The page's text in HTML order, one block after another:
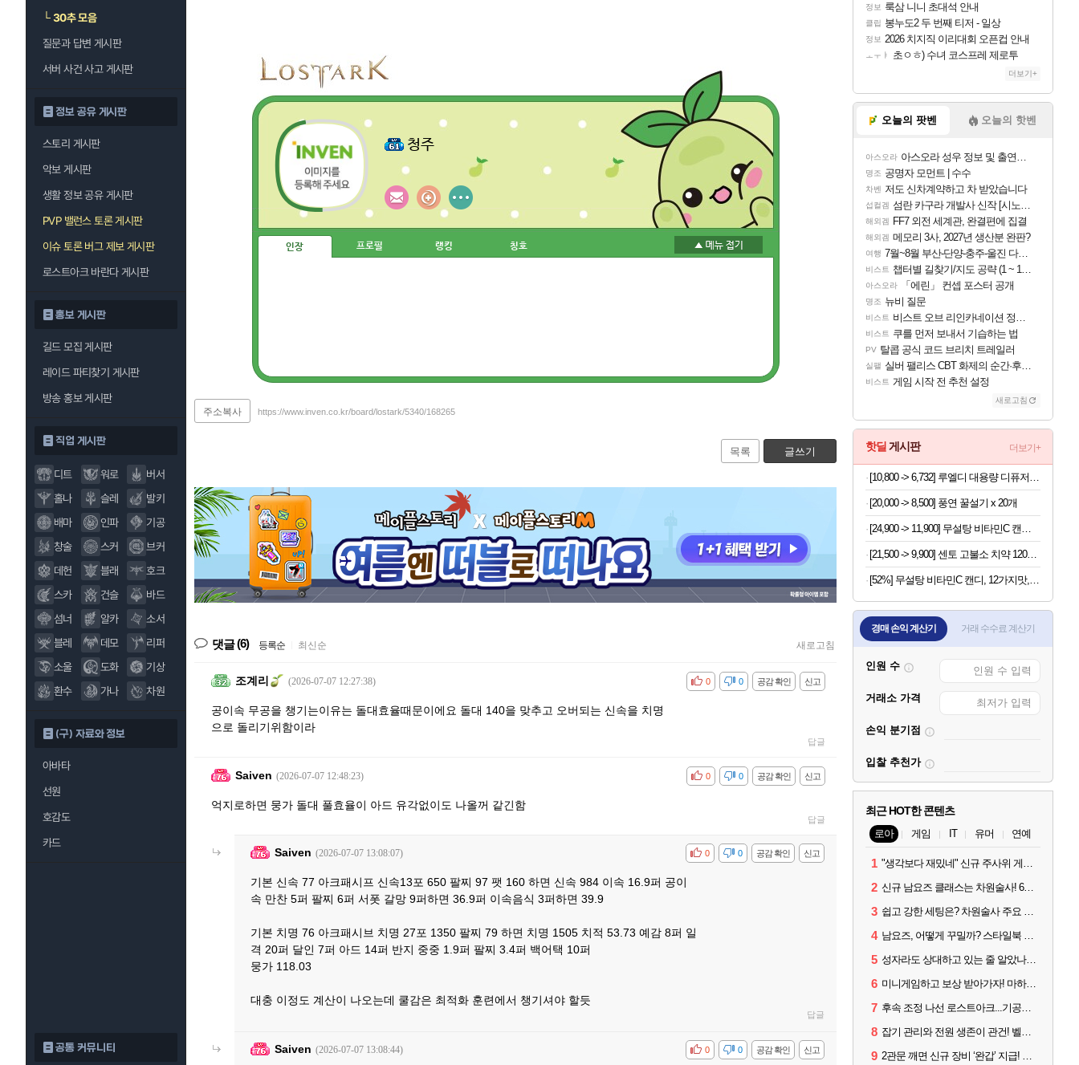
└30추 모음
질문과 답변 게시판
서버 사건 사고 게시판
정보 공유 게시판
스토리 게시판
악보 게시판
생활 정보 공유 게시판
PVP 밸런스 토론 게시판
이슈 토론 버그 제보 게시판
로스트아크 바란다 게시판
홍보 게시판
길드 모집 게시판
레이드 파티찾기 게시판
방송 홍보 게시판
직업 게시판
디트 워로
버서
홀나
슬레
발키
배마
인파
기공
창술
스커
브커
데헌
블래
호크
스카
건슬
바드
섬너
알카
소서
블레
데모
리퍼
소울
도화
기상
환수
가나 차원
(구) 자료와 정보
아바타
선원
호감도
카드
공통 커뮤니티
청주
인장 프로필 랭킹 칭호
주소복사 https://www.inven.co.kr/board/lostark/5340/168265
목록 글쓰기
댓글(6) 등록순 최신순 새로고침
조계리 (2026-07-07 12:27:38) 신고
공감 확인
비공감 0
0
공이속 무공을 챙기는이유는 돌대효율때문이에요 돌대 140을 맞추고 오버되는 신속을 치명
으로 돌리기위함이라
답글
Saiven (2026-07-07 12:48:23) 신고
공감 확인
비공감 0
0
억지로하면 뭉가 돌대 풀효율이 아드 유각없이도 나올꺼 같긴함
답글
Saiven (2026-07-07 13:08:07) 신고
공감 확인
비공감 0
0
기본 신속 77 아크패시프 신속13포 650 팔찌 97 팻 160 하면 신속 984 이속 16.9퍼 공이
속 만찬 5퍼 팔찌 6퍼 서폿 갈망 9퍼하면 36.9퍼 이속음식 3퍼하면 39.9
기본 치명 76 아크패시브 치명 27포 1350 팔찌 79 하면 치명 1505 치적 53.73 예감 8퍼 일
격 20퍼 달인 7퍼 아드 14퍼 반지 중중 1.9퍼 팔찌 3.4퍼 백어택 10퍼
뭉가 118.03
대충 이정도 계산이 나오는데 쿨감은 최적화 훈련에서 챙기셔야 할듯
답글
Saiven (2026-07-07 13:08:44) 신고
공감 확인
비공감 0
0
정보 룩삼 니니 초대석 안내
클립 봉누도2 두 번째 티저 - 일상
정보 2026 치지직 이리대회 오픈컵 안내
ㅗㅜㅑ 초ㅇㅎ) 수녀 코스프레 제로투
더보기+
오늘의 팟벤 오늘의 핫벤
아스오라 아스오라 성우 정보 및 출연작 모음
명조 공명자 모먼트 | 수수
차벤 저도 신차계약하고 차 받았습니다
섭컬겜 섬란 카구라 개발사 신작 [시노비 넥서스] 연내 출시 예정
해외겜 FF7 외전 세계관, 완결편에 집결
해외겜 메모리 3사, 2027년 생산분 완판?
여행 7월~8월 부산-단양-충주-울진 다녀왔어요~
비스트 챕터별 길찾기/지도 공략 (1 ~ 12장)
아스오라 「에린」 컨셉 포스터 공개
명조 뉴비 질문
비스트 비스트 오브 리인카네이션 정보/공략글 모음
비스트 쿠를 먼저 보내서 기습하는 법
PV 탈콥 공식 코드 브리치 트레일러
실팰 실버 팰리스 CBT 화제의 순간·후기 모음
비스트 게임 시작 전 추천 설정
새로고침
핫딜 게시판 더보기+
[20,000 -> 8,500] 풍연 꿀설기 x 20개
[21,500 -> 9,900] 센토 고불소 치약 120g x 4개
[52%] 무설탕 비타민C 캔디, 12가지맛, 1kg, 1개
경매 손익 계산기 거래 수수료 계산기
인원 수
거래소 가격
손익 분기점
입찰 추천가
최근 HOT한 콘텐츠
로아 게임 IT 유머 연예
1 "생각보다 재밌네" 신규 주사위 게임 티카투카 호평
2 신규 남요즈 클래스는 차원술사! 6월 20일 로아온 썸머 정리
3 쉽고 강한 세팅은? 차원술사 주요 빌드와 스킬 코드
4 남요즈, 어떻게 꾸밀까? 스타일북 인기 차원술사 커스터마이즈
5 성자라도 상대하고 있는 줄 알았나? 벨가르딘 이모저모
6 미니게임하고 보상 받아가자! 마하라카 썸머 캠프 할 일은?
7 후속 조정 나선 로스트아크...기공사, 차원술사 하향
8 잡기 관리와 전원 생존이 관건! 벨가르딘 유물 칭호 획득방법 정리
9 2관문 깨면 신규 장비 ‘완갑’ 지급! 그림자 레이드 벨가르딘 공개